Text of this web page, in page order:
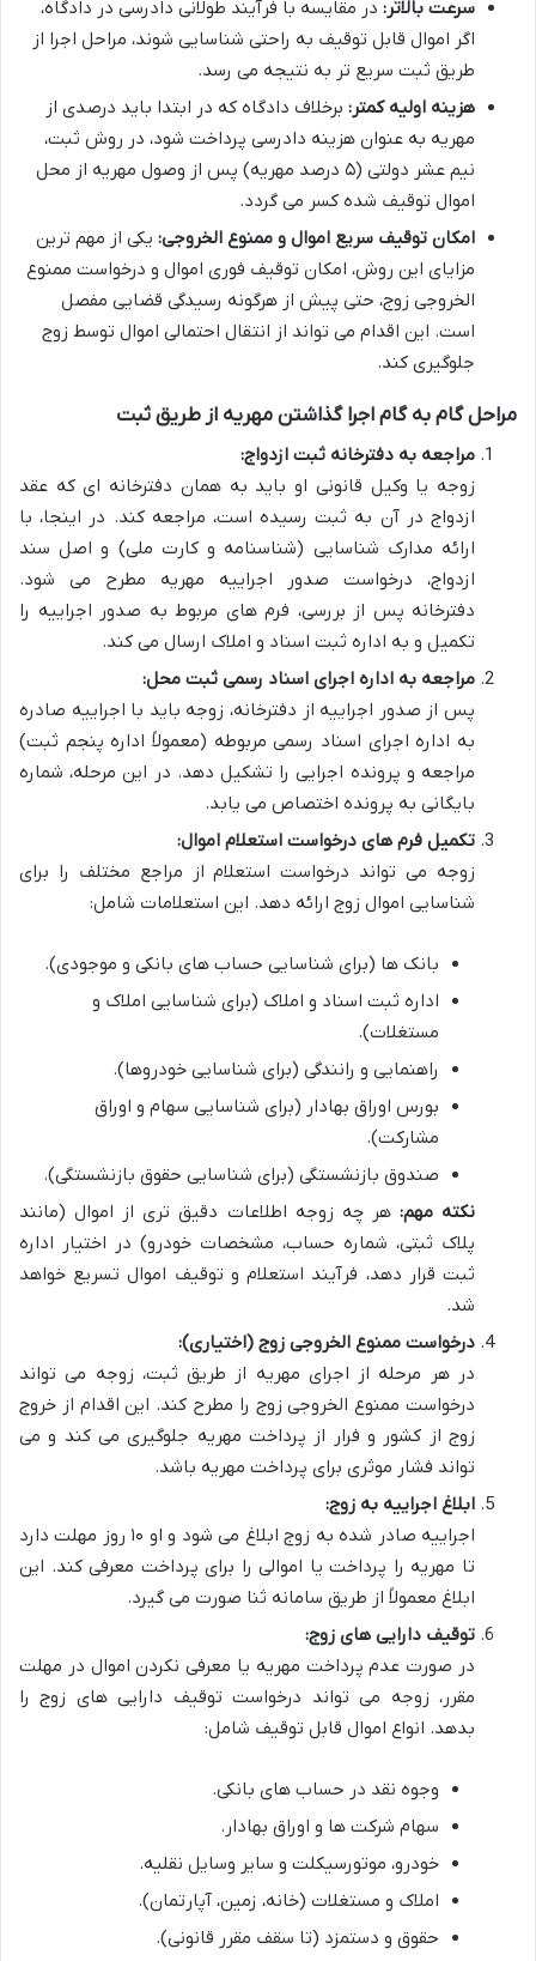
سرعت بالاتر: در مقایسه با فرآیند طولانی دادرسی در دادگاه،
اگر اموال قابل توقیف به راحتی شناسایی شوند، مراحل اجرا از
طریق ثبت سریع تر به نتیجه می رسد.
هزینه اولیه کمتر: برخلاف دادگاه که در ابتدا باید درصدی از
مهریه به عنوان هزینه دادرسی پرداخت شود، در روش ثبت،
نیم عشر دولتی (۵ درصد مهریه) پس از وصول مهریه از محل
اموال توقیف شده کسر می گردد.
امکان توقیف سریع اموال و ممنوع الخروجی: یکی از مهم ترین
مزایای این روش، امکان توقیف فوری اموال و درخواست ممنوع
الخروجی زوج، حتی پیش از هرگونه رسیدگی قضایی مفصل
است. این اقدام می تواند از انتقال احتمالی اموال توسط زوج
جلوگیری کند.
مراحل گام به گام اجرا گذاشتن مهریه از طریق ثبت
مراجعه به دفترخانه ثبت ازدواج:
زوجه یا وکیل قانونی او باید به همان دفترخانه ای که عقد
ازدواج در آن به ثبت رسیده است، مراجعه کند. در اینجا، با
ارائه مدارک شناسایی (شناسنامه و کارت ملی) و اصل سند
ازدواج، درخواست صدور اجراییه مهریه مطرح می شود.
دفترخانه پس از بررسی، فرم های مربوط به صدور اجراییه را
تکمیل و به اداره ثبت اسناد و املاک ارسال می کند.
مراجعه به اداره اجرای اسناد رسمی ثبت محل:
پس از صدور اجراییه از دفترخانه، زوجه باید با اجراییه صادره
به اداره اجرای اسناد رسمی مربوطه (معمولاً اداره پنجم ثبت)
مراجعه و پرونده اجرایی را تشکیل دهد. در این مرحله، شماره
بایگانی به پرونده اختصاص می یابد.
تکمیل فرم های درخواست استعلام اموال:
زوجه می تواند درخواست استعلام از مراجع مختلف را برای
شناسایی اموال زوج ارائه دهد. این استعلامات شامل:
بانک ها (برای شناسایی حساب های بانکی و موجودی).
اداره ثبت اسناد و املاک (برای شناسایی املاک و
مستغلات).
راهنمایی و رانندگی (برای شناسایی خودروها).
بورس اوراق بهادار (برای شناسایی سهام و اوراق
مشارکت).
صندوق بازنشستگی (برای شناسایی حقوق بازنشستگی).
نکته مهم: هر چه زوجه اطلاعات دقیق تری از اموال (مانند
پلاک ثبتی، شماره حساب، مشخصات خودرو) در اختیار اداره
ثبت قرار دهد، فرآیند استعلام و توقیف اموال تسریع خواهد
شد.
درخواست ممنوع الخروجی زوج (اختیاری):
در هر مرحله از اجرای مهریه از طریق ثبت، زوجه می تواند
درخواست ممنوع الخروجی زوج را مطرح کند. این اقدام از خروج
زوج از کشور و فرار از پرداخت مهریه جلوگیری می کند و می
تواند فشار موثری برای پرداخت مهریه باشد.
ابلاغ اجراییه به زوج:
اجراییه صادر شده به زوج ابلاغ می شود و او ۱۰ روز مهلت دارد
تا مهریه را پرداخت یا اموالی را برای پرداخت معرفی کند. این
ابلاغ معمولاً از طریق سامانه ثنا صورت می گیرد.
توقیف دارایی های زوج:
در صورت عدم پرداخت مهریه یا معرفی نکردن اموال در مهلت
مقرر، زوجه می تواند درخواست توقیف دارایی های زوج را
بدهد. انواع اموال قابل توقیف شامل:
وجوه نقد در حساب های بانکی.
سهام شرکت ها و اوراق بهادار.
خودرو، موتورسیکلت و سایر وسایل نقلیه.
املاک و مستغلات (خانه، زمین، آپارتمان).
حقوق و دستمزد (تا سقف مقرر قانونی).